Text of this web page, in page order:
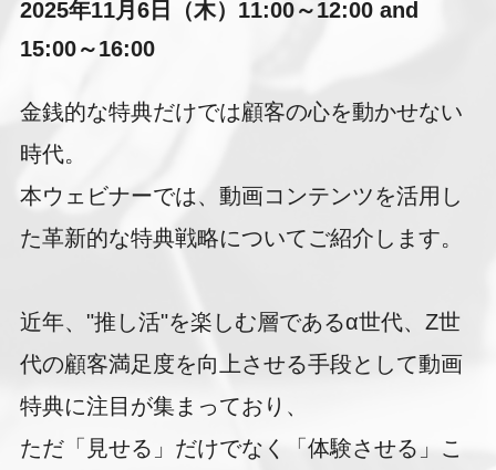
2025年11月6日（木）11:00～12:00 and
15:00～16:00
金銭的な特典だけでは顧客の心を動かせない
時代。
本ウェビナーでは、動画コンテンツを活用し
た革新的な特典戦略についてご紹介します。
近年、"推し活"を楽しむ層であるα世代、Z世
代の顧客満足度を向上させる手段として動画
特典に注目が集まっており、
ただ「見せる」だけでなく「体験させる」こ